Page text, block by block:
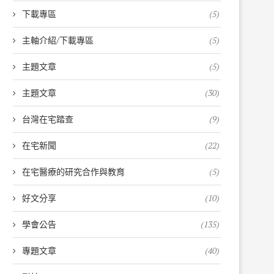
下載專區 (5)
主軸介紹/下載專區 (5)
主題文章 (5)
主題文章 (30)
台灣在宅踏查 (9)
在宅新聞 (22)
在宅醫療的研究合作與教育 (5)
好文分享 (10)
學會公告 (135)
專題文章 (40)